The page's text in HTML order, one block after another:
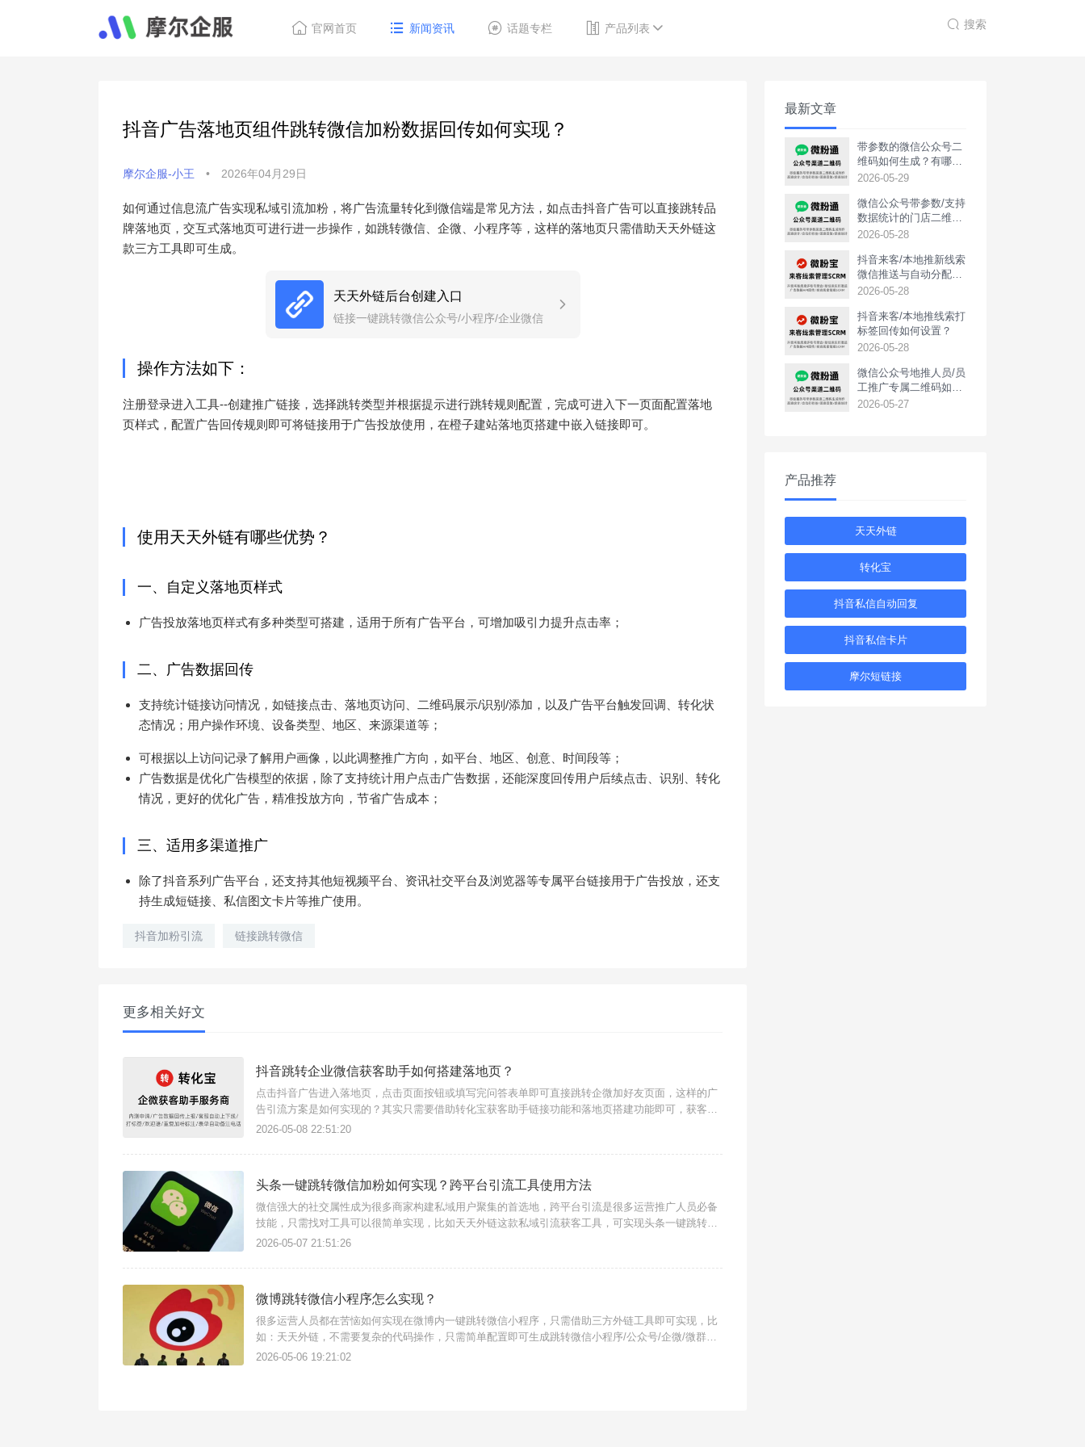
官网首页 新闻资讯 话题专栏 产品列表 搜索
抖音广告落地页组件跳转微信加粉数据回传如何实现？
摩尔企服-小王 • 2026年04月29日
如何通过信息流广告实现私域引流加粉，将广告流量转化到微信端是常见方法，如点击抖音广告可以直接跳转品
牌落地页，交互式落地页可进行进一步操作，如跳转微信、企微、小程序等，这样的落地页只需借助天天外链这
款三方工具即可生成。
天天外链后台创建入口
链接一键跳转微信公众号/小程序/企业微信
操作方法如下：
注册登录进入工具--创建推广链接，选择跳转类型并根据提示进行跳转规则配置，完成可进入下一页面配置落地
页样式，配置广告回传规则即可将链接用于广告投放使用，在橙子建站落地页搭建中嵌入链接即可。
使用天天外链有哪些优势？
一、自定义落地页样式
广告投放落地页样式有多种类型可搭建，适用于所有广告平台，可增加吸引力提升点击率；
二、广告数据回传
支持统计链接访问情况，如链接点击、落地页访问、二维码展示/识别/添加，以及广告平台触发回调、转化状
态情况；用户操作环境、设备类型、地区、来源渠道等；
可根据以上访问记录了解用户画像，以此调整推广方向，如平台、地区、创意、时间段等；
广告数据是优化广告模型的依据，除了支持统计用户点击广告数据，还能深度回传用户后续点击、识别、转化
情况，更好的优化广告，精准投放方向，节省广告成本；
三、适用多渠道推广
除了抖音系列广告平台，还支持其他短视频平台、资讯社交平台及浏览器等专属平台链接用于广告投放，还支
持生成短链接、私信图文卡片等推广使用。
抖音加粉引流 链接跳转微信
更多相关好文
抖音跳转企业微信获客助手如何搭建落地页？
点击抖音广告进入落地页，点击页面按钮或填写完问答表单即可直接跳转企微加好友页面，这样的广
告引流方案是如何实现的？其实只需要借助转化宝获客助手链接功能和落地页搭建功能即可，获客助
手支持任意场景点击链接跳转企微页面，结合落地页完成流量转化的方式尤其适合商家用户构建私域
2026-05-08 22:51:20
头条一键跳转微信加粉如何实现？跨平台引流工具使用方法
微信强大的社交属性成为很多商家构建私域用户聚集的首选地，跨平台引流是很多运营推广人员必备
技能，只需找对工具可以很简单实现，比如天天外链这款私域引流获客工具，可实现头条一键跳转微
信加好友，还支持跳转微信小程序、公众号、视频号、企微等。功能实现原理：微信外链：核心原理
2026-05-07 21:51:26
微博跳转微信小程序怎么实现？
很多运营人员都在苦恼如何实现在微博内一键跳转微信小程序，只需借助三方外链工具即可实现，比
如：天天外链，不需要复杂的代码操作，只需简单配置即可生成跳转微信小程序/公众号/企微/微群的
外链使用，适用于微博广告投放、置顶评论区、文章内容中，白名单域名无风险拦截提示。链接配置
2026-05-06 19:21:02
最新文章
带参数的微信公众号二
维码如何生成？有哪些
用途？
2026-05-29
微信公众号带参数/支持
数据统计的门店二维码
如何生成？
2026-05-28
抖音来客/本地推新线索
微信推送与自动分配如
何实现？
2026-05-28
抖音来客/本地推线索打
标签回传如何设置？
2026-05-28
‌微信公众号地推人员/员
工推广专属二维码如何
生成？
2026-05-27
产品推荐
天天外链
转化宝
抖音私信自动回复
抖音私信卡片
摩尔短链接